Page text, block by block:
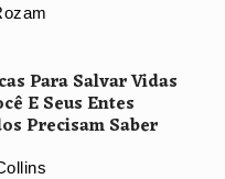
Para Salvar Vidas
E Seus Entes
Precisam Saber